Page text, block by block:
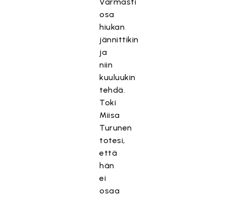
osa
hiukan
jännittikin
ja
niin
kuuluukin
tehdä.
Toki
Miisa
Turunen
totesi,
että
hän
ei
osaa